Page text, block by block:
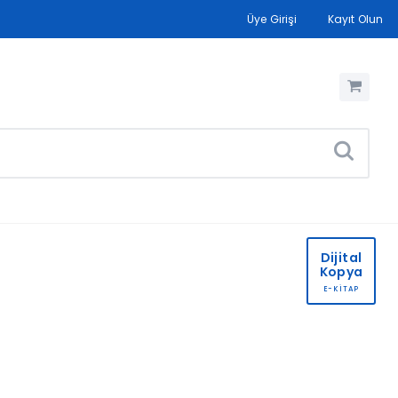
Üye Girişi Kayıt Olun
Dijital
Kopya
E-KİTAP